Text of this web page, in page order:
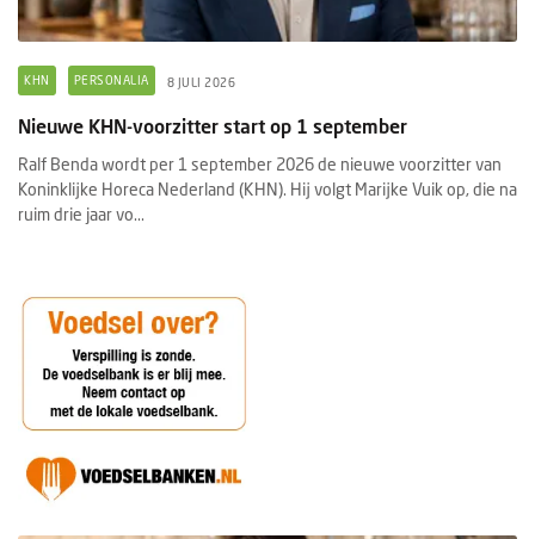
KHN PERSONALIA 8 JULI 2026
Nieuwe KHN-voorzitter start op 1 september
Ralf Benda wordt per 1 september 2026 de nieuwe voorzitter van
Koninklijke Horeca Nederland (KHN). Hij volgt Marijke Vuik op, die na
ruim drie jaar vo...